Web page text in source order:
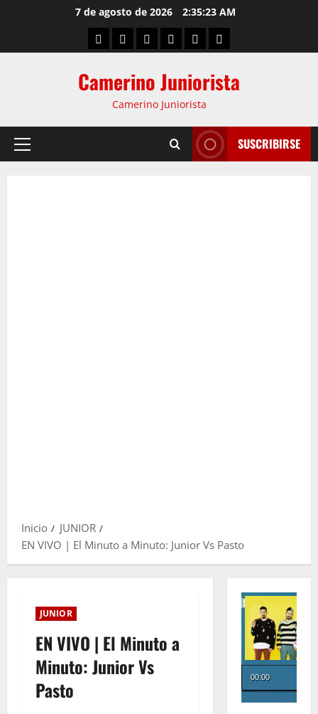
7 de agosto de 2026 2:35:24 AM
Camerino Juniorista
Camerino Juniorista
SUSCRIBIRSE
Inicio
JUNIOR
EN VIVO | El Minuto a Minuto: Junior Vs Pasto
JUNIOR
EN VIVO | El Minuto a
Minuto: Junior Vs
Pasto